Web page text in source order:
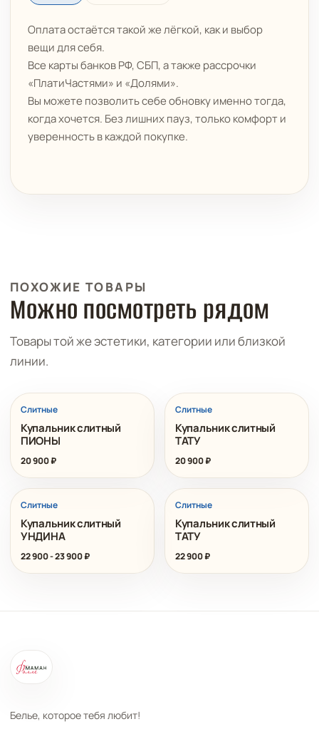
Оплата остаётся такой же лёгкой, как и выбор
вещи для себя.
Все карты банков РФ, СБП, а также рассрочки
«ПлатиЧастями» и «Долями».
Вы можете позволить себе обновку именно тогда,
когда хочется. Без лишних пауз, только комфорт и
уверенность в каждой покупке.
ПОХОЖИЕ ТОВАРЫ
Можно посмотреть рядом
Товары той же эстетики, категории или близкой
линии.
Слитные
Купальник слитный
ПИОНЫ
20 900₽
Слитные
Купальник слитный
ТАТУ
20 900₽
Слитные
Купальник слитный
УНДИНА
22 900-23 900₽
Слитные
Купальник слитный
ТАТУ
22 900₽
Белье, которое тебя любит!